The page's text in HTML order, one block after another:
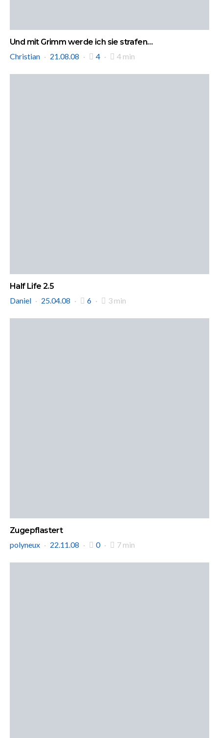
Und mit Grimm werde ich sie strafen…
Christian
21.08.08 4 4 min
Half Life 2.5
Daniel
25.04.08 6 3 min
Zugepflastert
polyneux
22.11.08 0 7 min